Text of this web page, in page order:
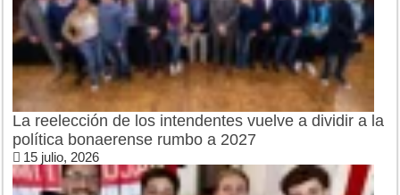
La reelección de los intendentes vuelve a dividir a la
política bonaerense rumbo a 2027
15 julio, 2026